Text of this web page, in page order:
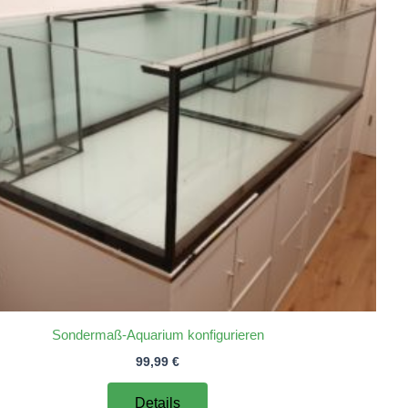
Sondermaß-Aquarium konfigurieren
99,99 €
Details